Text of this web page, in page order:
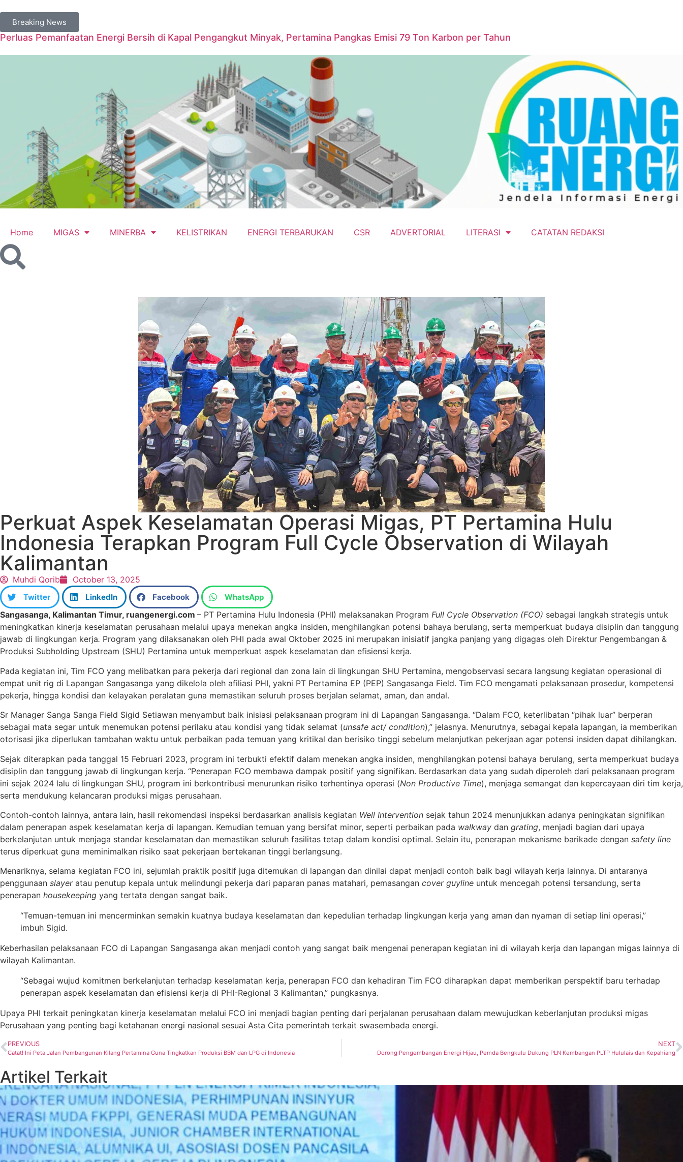
Breaking News
Perluas Pemanfaatan Energi Bersih di Kapal Pengangkut Minyak, Pertamina Pangkas Emisi 79 Ton Karbon per Tahun
Home MIGAS MINERBA KELISTRIKAN ENERGI TERBARUKAN CSR ADVERTORIAL LITERASI CATATAN REDAKSI
Perkuat Aspek Keselamatan Operasi Migas, PT Pertamina Hulu
Indonesia Terapkan Program Full Cycle Observation di Wilayah
Kalimantan
Muhdi Qorib October 13, 2025
Twitter LinkedIn Facebook WhatsApp
Sangasanga, Kalimantan Timur, ruangenergi.com – PT Pertamina Hulu Indonesia (PHI) melaksanakan Program Full Cycle Observation (FCO) sebagai langkah strategis untuk
meningkatkan kinerja keselamatan perusahaan melalui upaya menekan angka insiden, menghilangkan potensi bahaya berulang, serta memperkuat budaya disiplin dan tanggung
jawab di lingkungan kerja. Program yang dilaksanakan oleh PHI pada awal Oktober 2025 ini merupakan inisiatif jangka panjang yang digagas oleh Direktur Pengembangan &
Produksi Subholding Upstream (SHU) Pertamina untuk memperkuat aspek keselamatan dan efisiensi kerja.
Pada kegiatan ini, Tim FCO yang melibatkan para pekerja dari regional dan zona lain di lingkungan SHU Pertamina, mengobservasi secara langsung kegiatan operasional di
empat unit rig di Lapangan Sangasanga yang dikelola oleh afiliasi PHI, yakni PT Pertamina EP (PEP) Sangasanga Field. Tim FCO mengamati pelaksanaan prosedur, kompetensi
pekerja, hingga kondisi dan kelayakan peralatan guna memastikan seluruh proses berjalan selamat, aman, dan andal.
Sr Manager Sanga Sanga Field Sigid Setiawan menyambut baik inisiasi pelaksanaan program ini di Lapangan Sangasanga. “Dalam FCO, keterlibatan “pihak luar” berperan
sebagai mata segar untuk menemukan potensi perilaku atau kondisi yang tidak selamat (unsafe act/ condition),” jelasnya. Menurutnya, sebagai kepala lapangan, ia memberikan
otorisasi jika diperlukan tambahan waktu untuk perbaikan pada temuan yang kritikal dan berisiko tinggi sebelum melanjutkan pekerjaan agar potensi insiden dapat dihilangkan.
Sejak diterapkan pada tanggal 15 Februari 2023, program ini terbukti efektif dalam menekan angka insiden, menghilangkan potensi bahaya berulang, serta memperkuat budaya
disiplin dan tanggung jawab di lingkungan kerja. “Penerapan FCO membawa dampak positif yang signifikan. Berdasarkan data yang sudah diperoleh dari pelaksanaan program
ini sejak 2024 lalu di lingkungan SHU, program ini berkontribusi menurunkan risiko terhentinya operasi (Non Productive Time), menjaga semangat dan kepercayaan diri tim kerja,
serta mendukung kelancaran produksi migas perusahaan.
Contoh-contoh lainnya, antara lain, hasil rekomendasi inspeksi berdasarkan analisis kegiatan Well Intervention sejak tahun 2024 menunjukkan adanya peningkatan signifikan
dalam penerapan aspek keselamatan kerja di lapangan. Kemudian temuan yang bersifat minor, seperti perbaikan pada walkway dan grating, menjadi bagian dari upaya
berkelanjutan untuk menjaga standar keselamatan dan memastikan seluruh fasilitas tetap dalam kondisi optimal. Selain itu, penerapan mekanisme barikade dengan safety line
terus diperkuat guna meminimalkan risiko saat pekerjaan bertekanan tinggi berlangsung.
Menariknya, selama kegiatan FCO ini, sejumlah praktik positif juga ditemukan di lapangan dan dinilai dapat menjadi contoh baik bagi wilayah kerja lainnya. Di antaranya
penggunaan slayeratau penutup kepala untuk melindungi pekerja dari paparan panas matahari, pemasangan cover guyline untuk mencegah potensi tersandung, serta
penerapan housekeeping yang tertata dengan sangat baik.
“Temuan-temuan ini mencerminkan semakin kuatnya budaya keselamatan dan kepedulian terhadap lingkungan kerja yang aman dan nyaman di setiap lini operasi,”
imbuh Sigid.
Keberhasilan pelaksanaan FCO di Lapangan Sangasanga akan menjadi contoh yang sangat baik mengenai penerapan kegiatan ini di wilayah kerja dan lapangan migas lainnya di
wilayah Kalimantan.
“Sebagai wujud komitmen berkelanjutan terhadap keselamatan kerja, penerapan FCO dan kehadiran Tim FCO diharapkan dapat memberikan perspektif baru terhadap
penerapan aspek keselamatan dan efisiensi kerja di PHI-Regional 3 Kalimantan,” pungkasnya.
Upaya PHI terkait peningkatan kinerja keselamatan melalui FCO ini menjadi bagian penting dari perjalanan perusahaan dalam mewujudkan keberlanjutan produksi migas
Perusahaan yang penting bagi ketahanan energi nasional sesuai Asta Cita pemerintah terkait swasembada energi.
PREVIOUS
Catat! Ini Peta Jalan Pembangunan Kilang Pertamina Guna Tingkatkan Produksi BBM dan LPG di Indonesia
NEXT
Dorong Pengembangan Energi Hijau, Pemda Bengkulu Dukung PLN Kembangan PLTP Hululais dan Kepahiang
Artikel Terkait